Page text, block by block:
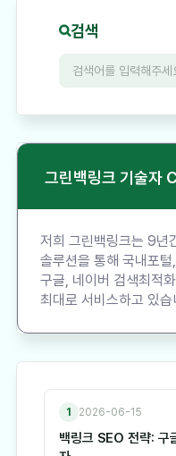
검색
그린백링크 기술자
저희 그린백링크는 9년
솔루션을 통해 국내포
구글, 네이버 검색최적
최대로 서비스하고 있습
1 2026-06-15
백링크 SEO 전략: 구